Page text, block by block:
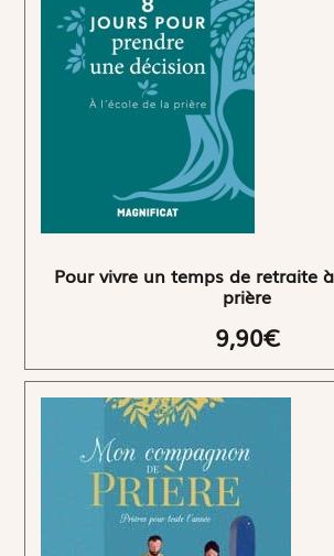
Pour vivre un temps de retraite
prière
9,90€